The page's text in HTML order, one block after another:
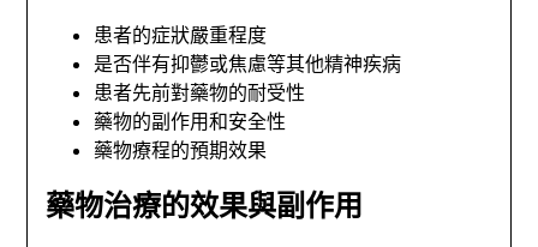
患者的症狀嚴重程度
是否伴有抑鬱或焦慮等其他精神疾病
患者先前對藥物的耐受性
藥物的副作用和安全性
藥物療程的預期效果
藥物治療的效果與副作用